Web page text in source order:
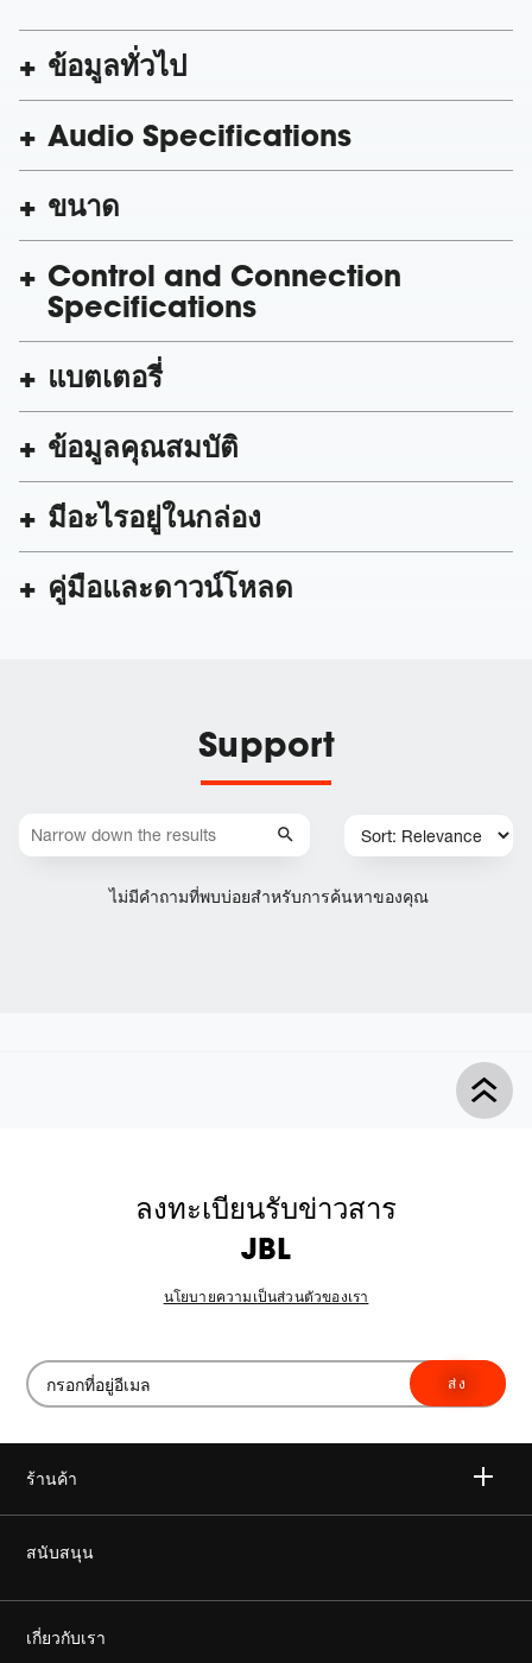
ข้อมูลทั่วไป
Audio Specifications
ขนาด
Control and Connection
Specifications
แบตเตอรี่
ข้อมูลคุณสมบัติ
มีอะไรอยู่ในกล่อง
คู่มือและดาวน์โหลด
Support
ไม่มีคำถามที่พบบ่อยสำหรับการค้นหาของคุณ
ลงทะเบียนรับข่าวสาร
JBL
นโยบายความเป็นส่วนตัวของเรา
ส่ง
ร้านค้า
ไวเลส
เฮดโฟน
สนับสนุน
ซื้อของแท้
เกี่ยวกับเรา